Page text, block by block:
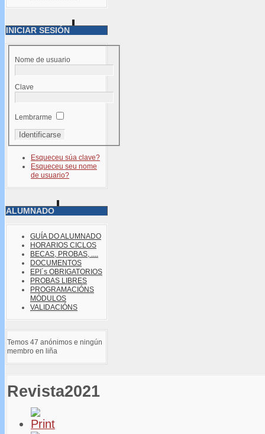
INICIAR SESIÓN
Nome de usuario
Clave
Lembrarme
Esqueceu súa clave?
Esqueceu seu nome
de usuario?
ALUMNADO
GUÍA DO ALUMNADO
HORARIOS CICLOS
BECAS, PROBAS, ....
DOCUMENTOS
EPI´s OBRIGATORIOS
PROBAS LIBRES
PROGRAMACIÓNS
MÓDULOS
VALIDACIÓNS
Temos 47 anónimos e ningún
membro en liña
Revista2021